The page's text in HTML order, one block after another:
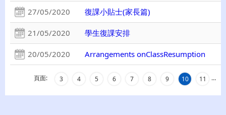
27/05/2020 復課小貼士(家長篇)
21/05/2020 學生復課安排
20/05/2020 Arrangements onClassResumption
頁面: …
3 4 5 6 7 8 9 10 11